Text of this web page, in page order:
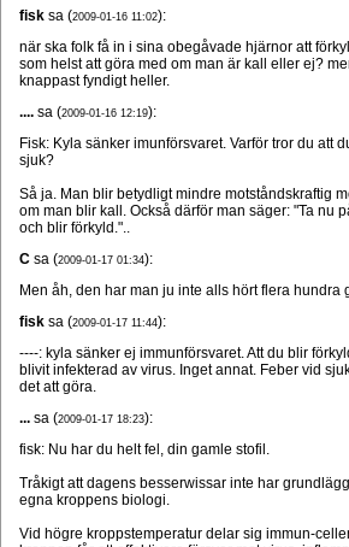
fisk sa (2009-01-16 11:02):
när ska folk få in i sina obegåvade hjärnor att
som helst att göra med om man är kall eller ej?
knappast fyndigt heller.
.... sa (2009-01-16 12:19):
Fisk: Kyla sänker imunförsvaret. Varför tror du att
sjuk?
Så ja. Man blir betydligt mindre motståndskraftig
om man blir kall. Också därför man säger: "Ta nu
och blir förkyld."..
C sa (2009-01-17 01:34):
Men åh, den har man ju inte alls hört flera hundra
fisk sa (2009-01-17 11:44):
----: kyla sänker ej immunförsvaret. Att du blir
blivit infekterad av virus. Inget annat. Feber vid
det att göra.
... sa (2009-01-17 18:23):
fisk: Nu har du helt fel, din gamle stofil.
Tråkigt att dagens besserwissar inte har
egna kroppens biologi.
Vid högre kroppstemperatur delar sig immun-